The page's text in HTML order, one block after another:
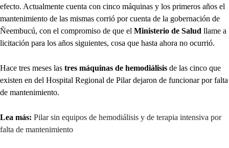
efecto. Actualmente cuenta con cinco máquinas y los primeros años el
mantenimiento de las mismas corrió por cuenta de la gobernación de
Ñeembucú, con el compromiso de que el Ministerio de Salud llame a
licitación para los años siguientes, cosa que hasta ahora no ocurrió.
Hace tres meses las tres máquinas de hemodiálisis de las cinco que
existen en del Hospital Regional de Pilar dejaron de funcionar por falta
de mantenimiento.
Lea más: Pilar sin equipos de hemodiálisis y de terapia intensiva por
falta de mantenimiento